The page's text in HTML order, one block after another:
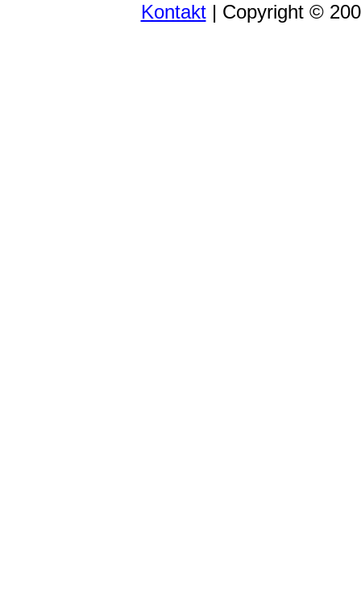
Kontakt| Copyright ©